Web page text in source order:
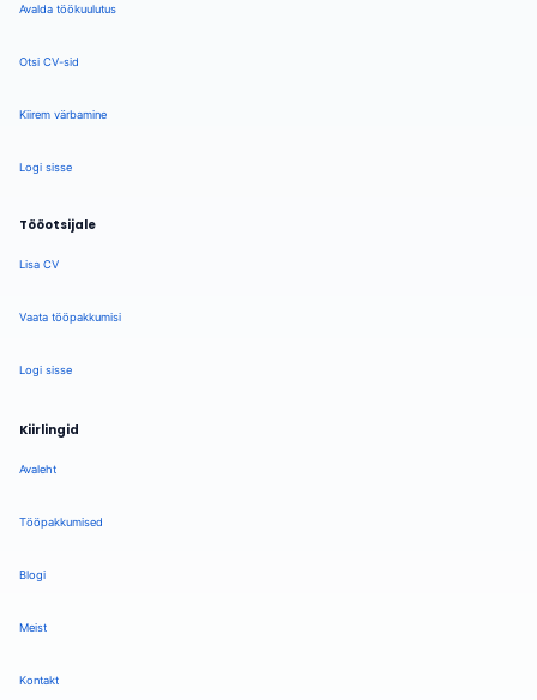
Avalda töökuulutus
Otsi CV-sid
Kiirem värbamine
Logi sisse
Tööotsijale
Lisa CV
Vaata tööpakkumisi
Logi sisse
Kiirlingid
Avaleht
Tööpakkumised
Blogi
Meist
Kontakt